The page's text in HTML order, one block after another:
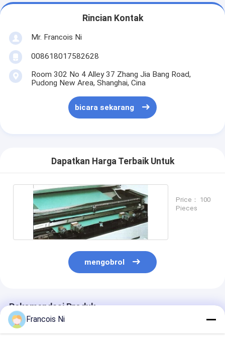
Laser cutting mesin
Memotong baja aturan
Die Cutting Consumables
Buku membuat mesin
Mesin Kemasan otomatis
Otomatis Mesin Percetakan
Posting Tekan Peralatan
Perlengkapan lainnya
Rincian Kontak
Mr. Francois Ni
008618017582628
Room 302 No 4 Alley 37 Zhang Jia Bang Road,
Pudong New Area, Shanghai, Cina
bicara sekarang
Dapatkan Harga Terbaik Untuk
Price： 100
Pieces
mengobrol
Rekomendasi Produk
Francois Ni